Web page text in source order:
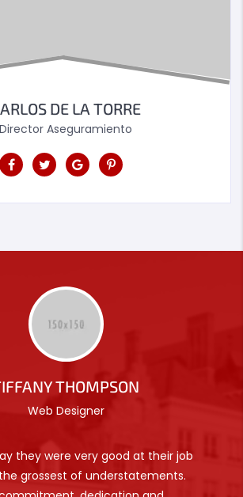
DE LA TORRE
Director Aseguramiento
THOMPSON
Web Designer
they were very good at their job
grossest of understatements.